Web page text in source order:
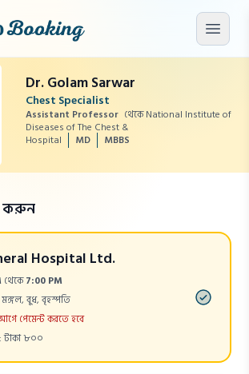
মেনু
Dr. Golam Sarwar
Chest Specialist
Assistant Professor থেকে National Institute of
Diseases of The Chest &
Hospital
MD MBBS
করুন
Hospital Ltd.
থেকে7:00 PM
বুধ, বৃহস্পতি
পেমেন্ট করতে হবে
টাকা ৮০০